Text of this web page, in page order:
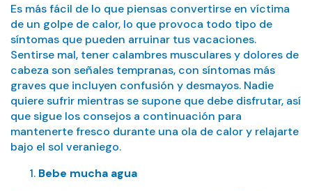
Es más fácil de lo que piensas convertirse en víctima
de un golpe de calor, lo que provoca todo tipo de
síntomas que pueden arruinar tus vacaciones.
Sentirse mal, tener calambres musculares y dolores de
cabeza son señales tempranas, con síntomas más
graves que incluyen confusión y desmayos. Nadie
quiere sufrir mientras se supone que debe disfrutar, así
que sigue los consejos a continuación para
mantenerte fresco durante una ola de calor y relajarte
bajo el sol veraniego.
Bebe mucha agua